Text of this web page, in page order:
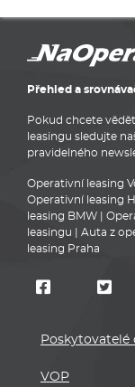
Přehled a
Pokud chcete
leasingu sledujte
pravidelného
Operativní leasing
Operativní leasing
leasing BMW
leasingu
Auta z
leasing Praha
Poskytovatelé
VOP